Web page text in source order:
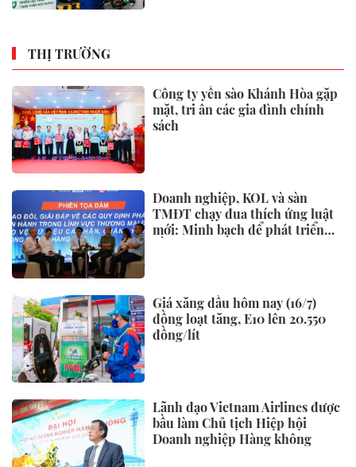
THỊ TRƯỜNG
Công ty yến sào Khánh Hòa gặp
mặt, tri ân các gia đình chính
sách
Doanh nghiệp, KOL và sàn
TMĐT chạy đua thích ứng luật
mới: Minh bạch để phát triển
Giá xăng dầu hôm nay (16/7)
đồng loạt tăng, E10 lên 20.550
đồng/lít
Lãnh đạo Vietnam Airlines được
bầu làm Chủ tịch Hiệp hội
Doanh nghiệp Hàng không